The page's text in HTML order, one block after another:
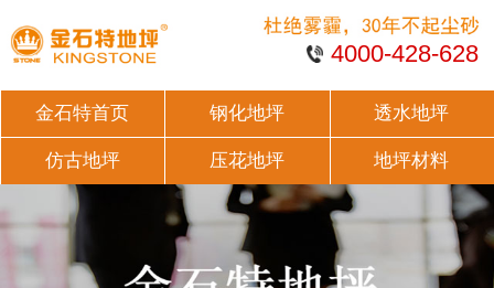
4000-428-628
金石特首页 钢化地坪 透水地坪
仿古地坪 压花地坪 地坪材料